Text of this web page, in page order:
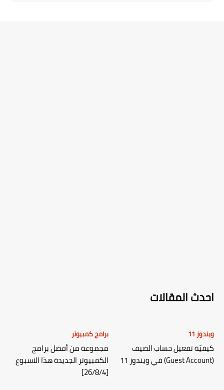
احدث المقالات
ويندوز 11
كيفيّة تفعيل حساب الضيف
(Guest Account) في ويندوز 11
برامج كمبيوتر
مجموعة من أفضل برامج
الكمبيوتر الجديدة هذا الاسبوع
[26/8/4]